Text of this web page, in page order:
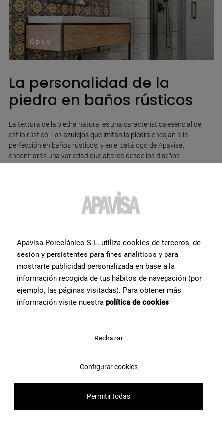
Opus
La personalidad de la
piedra en baños rústicos
La textura de la piedra natural es una característica esencial del
estilo rústico. Los azulejos que imitan la piedra encajan a la
perfección en baños rústicos, y en el catálogo de Apavisa,
encontrarás una variedad que abarca desde los diseños
expresivos hasta los minimalistas.
Azulejos imitación barro, la
opción más natural
Apavisa Porcelánico S.L. utiliza cookies de terceros, de
sesión y persistentes para fines analíticos y para
mostrarte publicidad personalizada en base a la
información recogida de tus hábitos de navegación (por
ejemplo, las páginas visitadas). Para obtener más
información visite nuestra política de cookies
Rechazar
Configurar cookies
Permitir todas